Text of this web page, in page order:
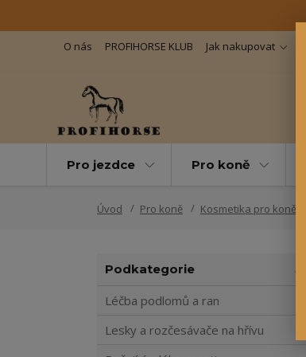
O nás PROFIHORSE KLUB Jak nakupovat
Pro jezdce Pro koně
Úvod Pro koně Kosmetika pro koně
Podkategorie
Léčba podlomů a ran
Lesky a rozčesávače na hřívu